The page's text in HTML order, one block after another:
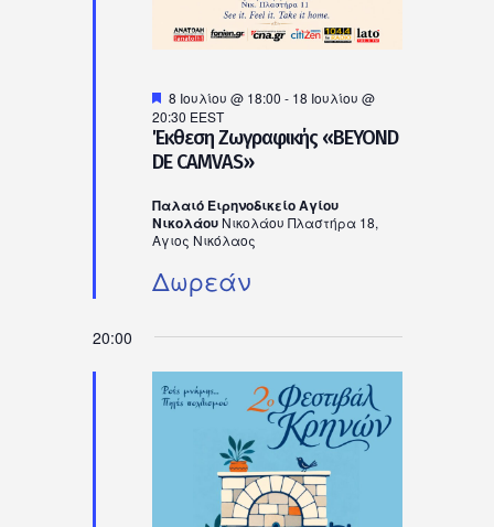
Έκθεση Ζωγραφικής «BEYOND
DE CAMVAS»
Προτεινόμενο
8 Ιουλίου @ 18:00 - 18 Ιουλίου @
20:30 EEST
Παλαιό Ειρηνοδικείο Αγίου
Νικολάου Νικολάου Πλαστήρα 18,
Αγιος Νικόλαος
Δωρεάν
20:00